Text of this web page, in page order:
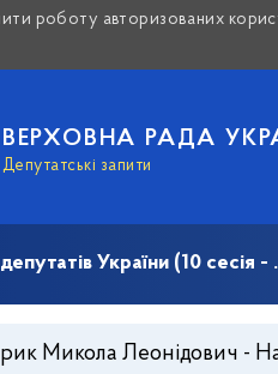
роботу авторизованих
ВЕРХОВНА РАДА
Депутатські запити
України (10 сесія -
Микола Леонідович -